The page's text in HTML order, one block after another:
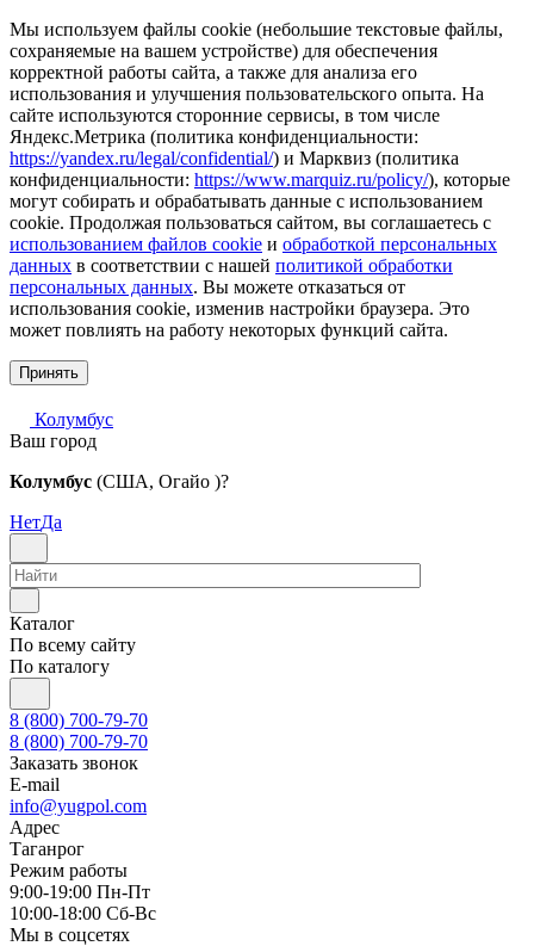
Мы используем файлы cookie (небольшие текстовые файлы,
сохраняемые на вашем устройстве) для обеспечения
корректной работы сайта, а также для анализа его
использования и улучшения пользовательского опыта. На
сайте используются сторонние сервисы, в том числе
Яндекс.Метрика (политика конфиденциальности:
https://yandex.ru/legal/confidential/) и Марквиз (политика
конфиденциальности: https://www.marquiz.ru/policy/), которые
могут собирать и обрабатывать данные с использованием
cookie. Продолжая пользоваться сайтом, вы соглашаетесь с
использованием файлов cookie и обработкой персональных
данных в соответствии с нашей политикой обработки
персональных данных. Вы можете отказаться от
использования cookie, изменив настройки браузера. Это
может повлиять на работу некоторых функций сайта.
Принять
Колумбус
Ваш город
Колумбус (США, Огайо )?
НетДа
Каталог
По всему сайту
По каталогу
8 (800) 700-79-70
8 (800) 700-79-70
Заказать звонок
E-mail
info@yugpol.com
Адрес
Таганрог
Режим работы
9:00-19:00 Пн-Пт
10:00-18:00 Cб-Вс
Мы в соцсетях